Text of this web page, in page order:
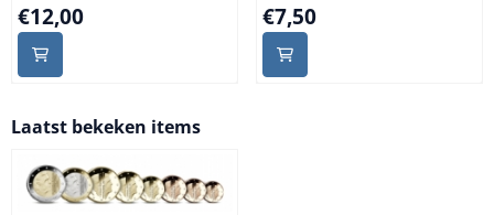
Prijs: 12,00
€12,00 Prijs: 7,50
€7,50
Laatst bekeken items